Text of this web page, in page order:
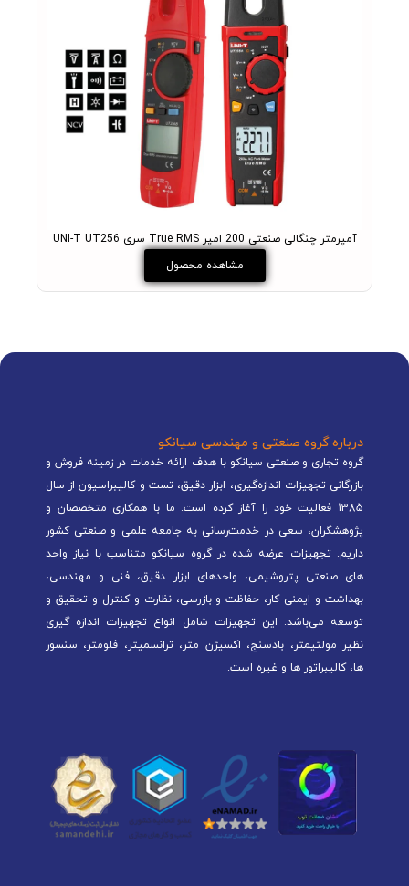
آمپرمتر چنگالی صنعتی 200 امپر True RMS سری UNI-T UT256
مشاهده محصول
درباره گروه صنعتی و مهندسی سیانکو
گروه تجاری و صنعتی سیانکو با هدف ارائه خدمات در زمینه فروش و
بازرگانی تجهیزات اندازه‌گیری، ابزار دقیق، تست و کالیبراسیون از سال
1385 فعالیت خود را آغاز کرده است. ما با همکاری متخصصان و
پژوهشگران، سعی در خدمت‌رسانی به جامعه علمی و صنعتی کشور
داریم. تجهیزات عرضه شده در گروه سیانکو متناسب با نیاز واحد
های صنعتی پتروشیمی، واحدهای ابزار دقیق، فنی و مهندسی،
بهداشت و ایمنی کار، حفاظت و بازرسی، نظارت و کنترل و تحقیق و
توسعه می‌باشد. این تجهیزات شامل انواع تجهیزات اندازه گیری
نظیر مولتیمتر، بادسنج، اکسیژن متر، ترانسمیتر، فلومتر، سنسور
ها، کالیبراتور ها و غیره است.